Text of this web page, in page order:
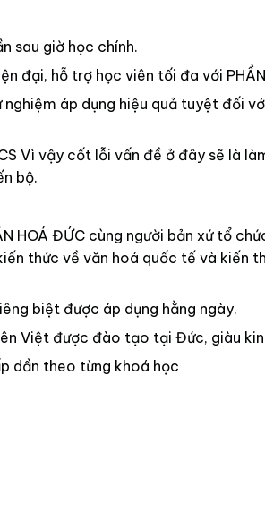
sau giờ học chính.
đại, hỗ trợ học viên tối đa với
áp dụng hiệu quả tuyệt đối
Vì vậy cốt lỗi vấn đề ở đây sẽ là
bộ.
HOÁ ĐỨC cùng người bản xứ tổ
thức về văn hoá quốc tế và kiến
biệt được áp dụng hằng ngày.
Việt được đào tạo tại Đức, giàu
dần theo từng khoá học